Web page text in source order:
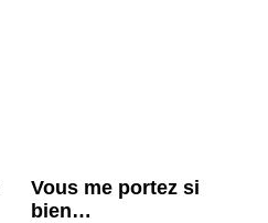
Vous me portez si
bien…